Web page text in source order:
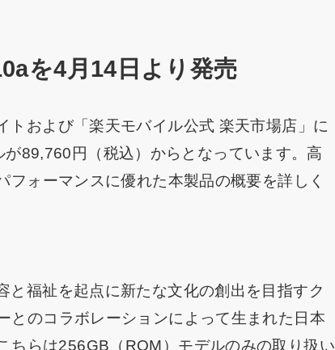
を4月14日より発売
および「楽天モバイル公式 楽天市場店」に
89,760円（税込）からとなっています。高
ォーマンスに優れた本製品の概要を詳しく
福祉を起点に新たな文化の創出を目指すク
とのコラボレーションによって生まれた日本
ちらは256GB（ROM）モデルのみの取り扱い